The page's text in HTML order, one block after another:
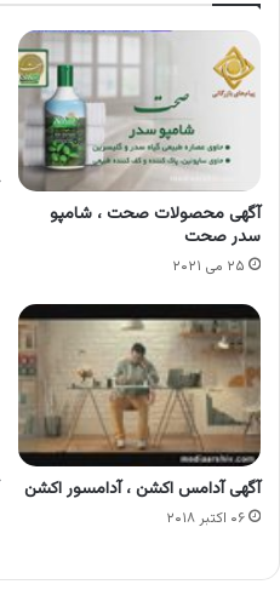
آگهی محصولات صحت ، شامپو
سدر صحت
۲۵ می ۲۰۲۱
آگهی آدامس اکشن ، آدامسور اکشن
۰۶ اکتبر ۲۰۱۸